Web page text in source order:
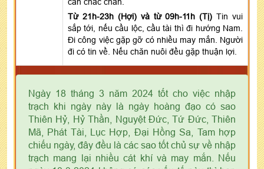
Từ 21h-23h (Hợi) và từ 09h-11h (Tị) Tin vui
sắp tới, nếu cầu lộc, cầu tài thì đi hướng Nam.
Đi công việc gặp gỡ có nhiều may mắn. Người
đi có tin về. Nếu chăn nuôi đều gặp thuận lợi.
Ngày 18 tháng 3 năm 2024 tốt cho việc nhập
trạch khi ngày này là ngày hoàng đạo có sao
Thiên Hỷ, Hỷ Thần, Nguyệt Đức, Tứ Đức, Thiên
Mã, Phát Tài, Lục Hợp, Đại Hồng Sa, Tam hợp
chiếu ngày, đây đều là các sao tốt chủ sự về nhập
trạch mang lại nhiều cát khí và may mắn. Nếu